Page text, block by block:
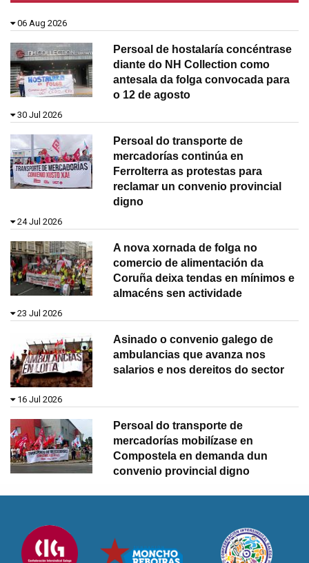
06 Aug 2026
Persoal de hostalaría concéntrase
diante do NH Collection como
antesala da folga convocada para
o 12 de agosto
30 Jul 2026
Persoal do transporte de
mercadorías continúa en
Ferrolterra as protestas para
reclamar un convenio provincial
digno
24 Jul 2026
A nova xornada de folga no
comercio de alimentación da
Coruña deixa tendas en mínimos e
almacéns sen actividade
23 Jul 2026
Asinado o convenio galego de
ambulancias que avanza nos
salarios e nos dereitos do sector
16 Jul 2026
Persoal do transporte de
mercadorías mobilízase en
Compostela en demanda dun
convenio provincial digno